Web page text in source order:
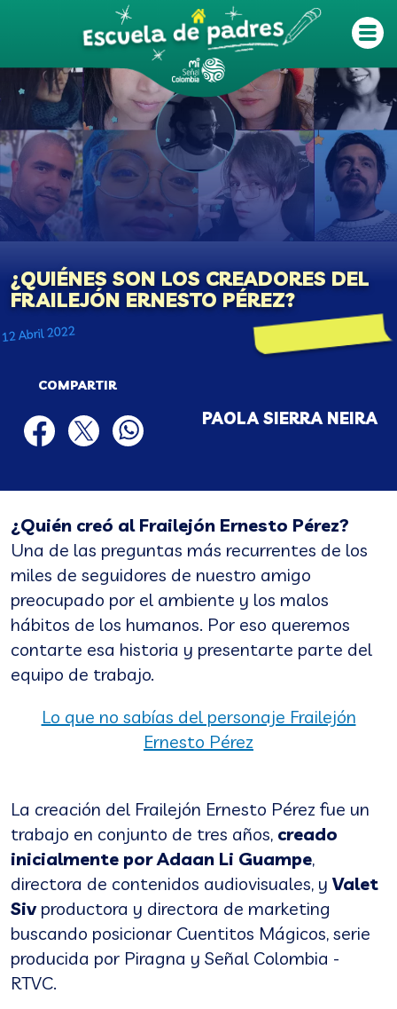
Pasar al contenido principal
¿QUIÉNES SON LOS CREADORES DEL
FRAILEJÓN ERNESTO PÉREZ?
COMPARTIR
twitter PAOLA SIERRA NEIRA
12 Abril 2022
¿Quién creó al Frailejón Ernesto Pérez?
Una de las preguntas más recurrentes de los
miles de seguidores de nuestro amigo
preocupado por el ambiente y los malos
hábitos de los humanos. Por eso queremos
contarte esa historia y presentarte parte del
equipo de trabajo.
Lo que no sabías del personaje Frailejón
Ernesto Pérez
La creación del Frailejón Ernesto Pérez fue un
trabajo en conjunto de tres años, creado
inicialmente por Adaan Li Guampe,
directora de contenidos audiovisuales, y Valet
Sivproductora y directora de marketing
buscando posicionar Cuentitos Mágicos, serie
producida por Piragna y Señal Colombia -
RTVC.